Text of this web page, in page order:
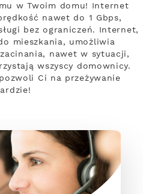
w Twoim domu! Internet
nawet do 1 Gbps,
bez ograniczeń. Internet,
mieszkania, umożliwia
nawet w sytuacji,
wszyscy domownicy.
Ci na przeżywanie